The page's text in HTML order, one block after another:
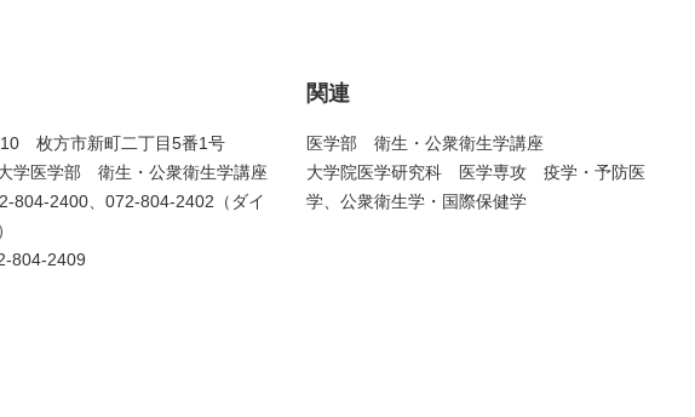
枚方市新町二丁目5番1号
学医学部 衛生・公衆衛生学講座
804-2400、072-804-2402（ダイ
804-2409
関連
医学部 衛生・公衆衛生学講座
大学院医学研究科 医学専攻 疫学・予防医
学、公衆衛生学・国際保健学